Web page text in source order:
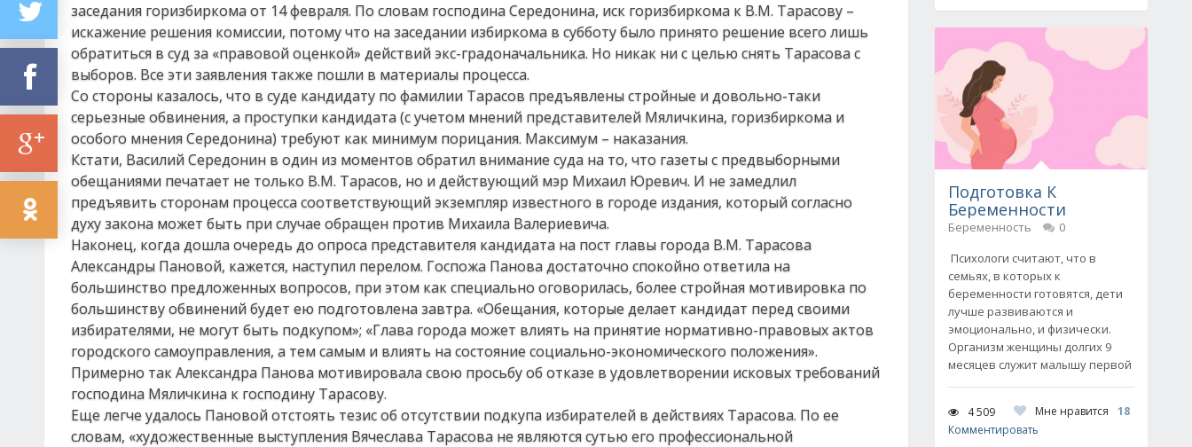
заседания горизбиркома от 14 февраля. По словам господина Середонина, иск горизбиркома к В.М. Тарасову –
искажение решения комиссии, потому что на заседании избиркома в субботу было принято решение всего лишь
обратиться в суд за «правовой оценкой» действий экс-градоначальника. Но никак ни с целью снять Тарасова с
выборов. Все эти заявления также пошли в материалы процесса.
Со стороны казалось, что в суде кандидату по фамилии Тарасов предъявлены стройные и довольно-таки
серьезные обвинения, а проступки кандидата (с учетом мнений представителей Мяличкина, горизбиркома и
особого мнения Середонина) требуют как минимум порицания. Максимум – наказания.
Кстати, Василий Середонин в один из моментов обратил внимание суда на то, что газеты с предвыборными
обещаниями печатает не только В.М. Тарасов, но и действующий мэр Михаил Юревич. И не замедлил
предъявить сторонам процесса соответствующий экземпляр известного в городе издания, который согласно
духу закона может быть при случае обращен против Михаила Валериевича.
Наконец, когда дошла очередь до опроса представителя кандидата на пост главы города В.М. Тарасова
Александры Пановой, кажется, наступил перелом. Госпожа Панова достаточно спокойно ответила на
большинство предложенных вопросов, при этом как специально оговорилась, более стройная мотивировка по
большинству обвинений будет ею подготовлена завтра. «Обещания, которые делает кандидат перед своими
избирателями, не могут быть подкупом»; «Глава города может влиять на принятие нормативно-правовых актов
городского самоуправления, а тем самым и влиять на состояние социально-экономического положения».
Примерно так Александра Панова мотивировала свою просьбу об отказе в удовлетворении исковых требований
господина Мяличкина к господину Тарасову.
Еще легче удалось Пановой отстоять тезис об отсутствии подкупа избирателей в действиях Тарасова. По ее
словам, «художественные выступления Вячеслава Тарасова не являются сутью его профессиональной
Подготовка К
Беременности
Беременность
0
Психологи считают, что в
семьях, в которых к
беременности готовятся, дети
лучше развиваются и
эмоционально, и физически.
Организм женщины долгих 9
месяцев служит малышу первой
4 509 Мне нравится
18
Комментировать